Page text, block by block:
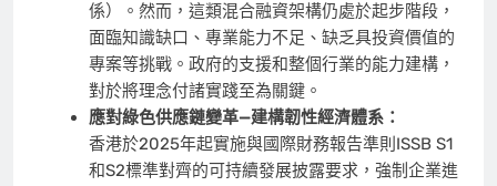
係）。然而，這類混合融資架構仍處於起步階段，
面臨知識缺口、專業能力不足、缺乏具投資價值的
專案等挑戰。政府的支援和整個行業的能力建構，
對於將理念付諸實踐至為關鍵。
應對綠色供應鏈變革—建構韌性經濟體系：
香港於2025年起實施與國際財務報告準則ISSB S1
和S2標準對齊的可持續發展披露要求，強制企業進